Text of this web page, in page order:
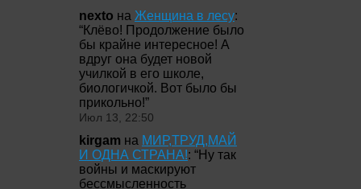
nexto на Женщина в лесу:
“Клёво! Продолжение было
бы крайне интересное! А
вдруг она будет новой
училкой в его школе,
биологичкой. Вот было бы
прикольно!”
Июл 13, 22:50
kirgam на МИР,ТРУД,МАЙ
И ОДНА СТРАНА!: “Ну так
войны и маскируют
бессмысленность